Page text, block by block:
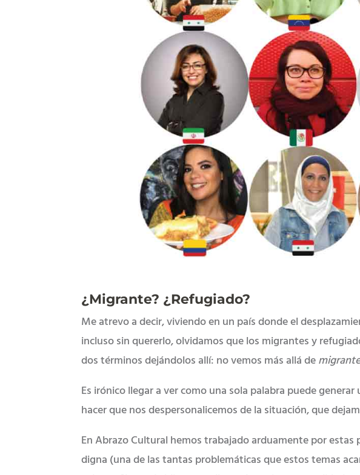
¿Migrante? ¿Refugiado?
Me atrevo a decir, viviendo en un país donde el
incluso sin quererlo, olvidamos que los migrantes y
dos términos dejándolos allí: no vemos más allá de
Es irónico llegar a ver como una sola palabra puede
hacer que nos despersonalicemos de la situación, que
En Abrazo Cultural hemos trabajado arduamente por
digna (una de las tantas problemáticas que estos temas